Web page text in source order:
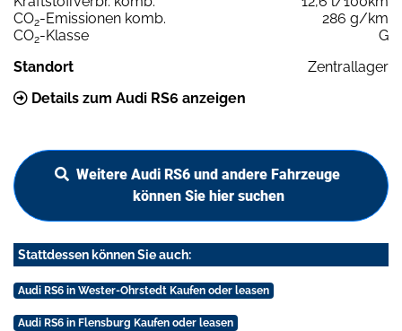
CO2-Emissionen komb.
286 g/km
CO2-Klasse
G
Standort
Zentrallager
Details zum Audi RS6 anzeigen
Weitere Audi RS6 und andere Fahrzeuge
können Sie hier suchen
Stattdessen können Sie auch:
Audi RS6 in Wester-Ohrstedt Kaufen oder leasen
Audi RS6 in Flensburg Kaufen oder leasen